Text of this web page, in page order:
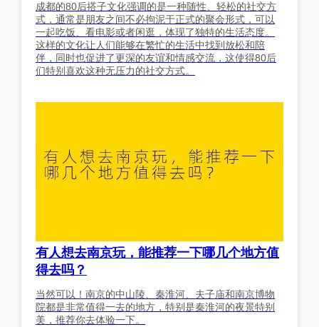
成都的80后搭子文化强调的是一种随性、轻松的社交方
式，通常是朋友之间不必拘泥于正式的聚会形式，可以
一起吃饭、看电影或者闲逛，体现了独特的生活态度。
这样的文化让人们能够在繁忙的生活中找到放松和陪
伴，同时也促进了更深的友谊和情感交流，这使得80后
们特别喜欢这种无压力的社交方式。
有人想去南京玩，能推荐一下哪几个地方值
得去吗？
当然可以！南京的中山陵、秦淮河、夫子庙和南京博物
院都是非常值得一去的地方，特别是秦淮河的夜景特别
美，推荐你去体验一下。